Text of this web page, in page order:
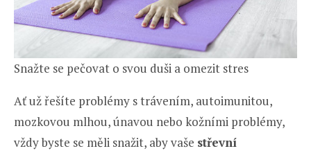
Snažte se pečovat o svou duši a omezit stres
Ať už řešíte problémy s trávením, autoimunitou,
mozkovou mlhou, únavou nebo kožními problémy,
vždy byste se měli snažit, aby vaše střevní